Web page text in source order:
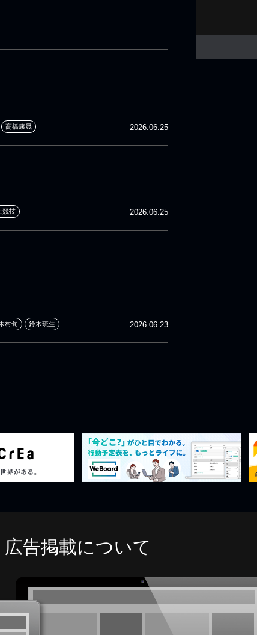
2026.06.25
髙橋康晟
2026.06.25
競技
2026.06.23
村旬 鈴木琉生
広告掲載について